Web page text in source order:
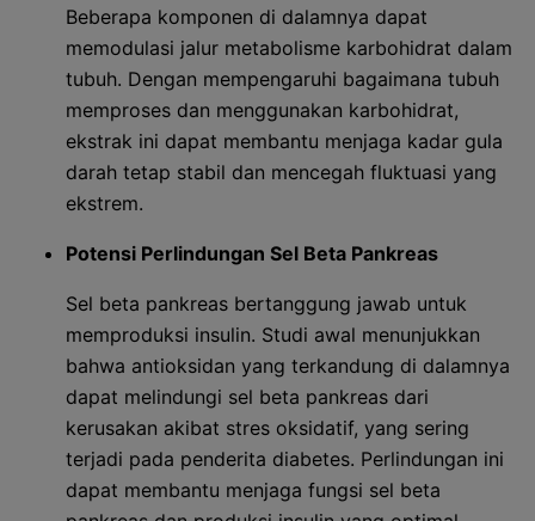
Beberapa komponen di dalamnya dapat
memodulasi jalur metabolisme karbohidrat dalam
tubuh. Dengan mempengaruhi bagaimana tubuh
memproses dan menggunakan karbohidrat,
ekstrak ini dapat membantu menjaga kadar gula
darah tetap stabil dan mencegah fluktuasi yang
ekstrem.
Potensi Perlindungan Sel Beta Pankreas
Sel beta pankreas bertanggung jawab untuk
memproduksi insulin. Studi awal menunjukkan
bahwa antioksidan yang terkandung di dalamnya
dapat melindungi sel beta pankreas dari
kerusakan akibat stres oksidatif, yang sering
terjadi pada penderita diabetes. Perlindungan ini
dapat membantu menjaga fungsi sel beta